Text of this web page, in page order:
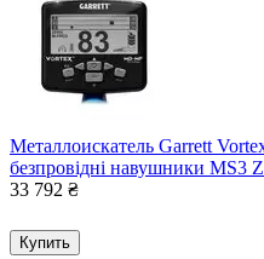
Металлоискатель Garrett
безпровідні навушники MS3
33 792 ₴
Купить